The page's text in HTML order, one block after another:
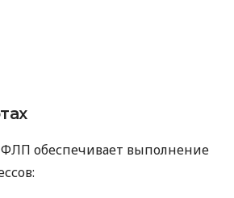
ФЛП обеспечивает выполнение